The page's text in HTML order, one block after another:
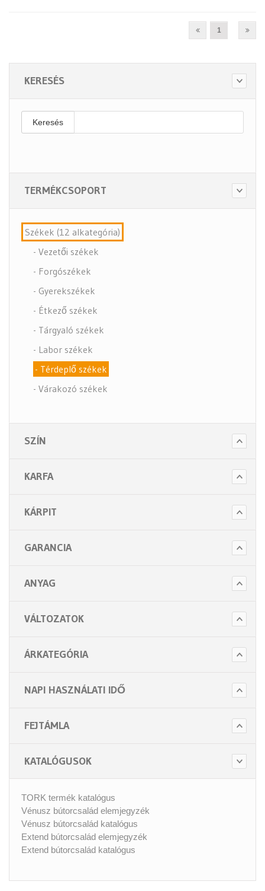
1
KERESÉS
Keresés
TERMÉKCSOPORT
Székek (12 alkategória)
- Vezetői székek
- Forgószékek
- Gyerekszékek
- Étkező székek
- Tárgyaló székek
- Labor székek
- Térdeplő székek
- Várakozó székek
- Nagy teherbírású székek
Higiénia (14 alkategória)
SZÍN
KARFA
KÁRPIT
GARANCIA
ANYAG
VÁLTOZATOK
ÁRKATEGÓRIA
NAPI HASZNÁLATI IDŐ
FEJTÁMLA
KATALÓGUSOK
TORK termék katalógus
Vénusz bútorcsalád elemjegyzék
Vénusz bútorcsalád katalógus
Extend bútorcsalád elemjegyzék
Extend bútorcsalád katalógus